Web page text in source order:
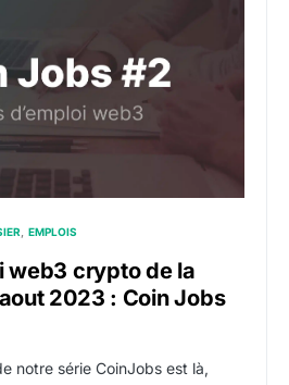
EMPLOIS
web3 crypto de la
2023 : Coin Jobs
notre série CoinJobs est là,